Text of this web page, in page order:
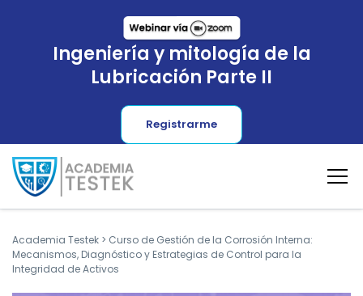
Ingeniería y mitología de la
Lubricación Parte II
Registrarme
Academia Testek > Curso de Gestión de la Corrosión Interna:
Mecanismos, Diagnóstico y Estrategias de Control para la
Integridad de Activos